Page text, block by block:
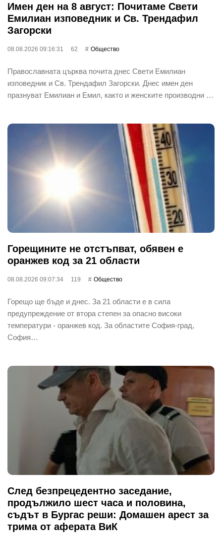
Имен ден на 8 август: Почитаме Свети
Емилиан изповедник и Св. Трендафил
Загорски
08.08.2026 09:16:31 62 Общество
Православната църква почита днес Свети Емилиан
изповедник и Св. Трендафил Загорски. Днес имен ден
празнуват Емилиан и Емил, както и женските производни …
Горещините не отстъпват, обявен е
оранжев код за 21 области
08.08.2026 09:07:34 119 Общество
Горещо ще бъде и днес. За 21 области е в сила
предупреждение от втора степен за опасно високи
температури - оранжев код. За областите София-град,
София…
След безпрецедентно заседание,
продължило шест часа и половина,
съдът в Бургас реши: Домашен арест за
трима от аферата ВиК